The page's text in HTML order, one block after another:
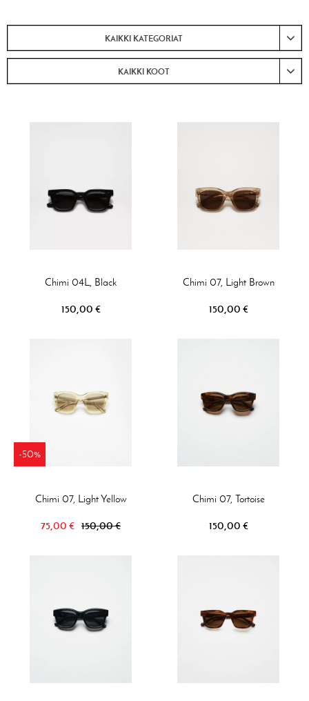
KAIKKI KATEGORIAT
KAIKKI KOOT
Chimi 04L, Black
150,00 €
Chimi 07, Light Brown
150,00 €
-50%
Chimi 07, Light Yellow
75,00 € 150,00 €
Chimi 07, Tortoise
150,00 €